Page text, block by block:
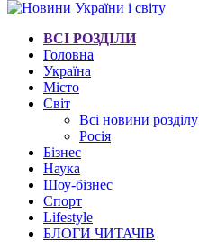
ВСІ РОЗДІЛИ
Головна
Україна
Місто
Світ
Всі новини розділу
Росія
Бізнес
Наука
Шоу-бізнес
Спорт
Lifestyle
БЛОГИ ЧИТАЧІВ